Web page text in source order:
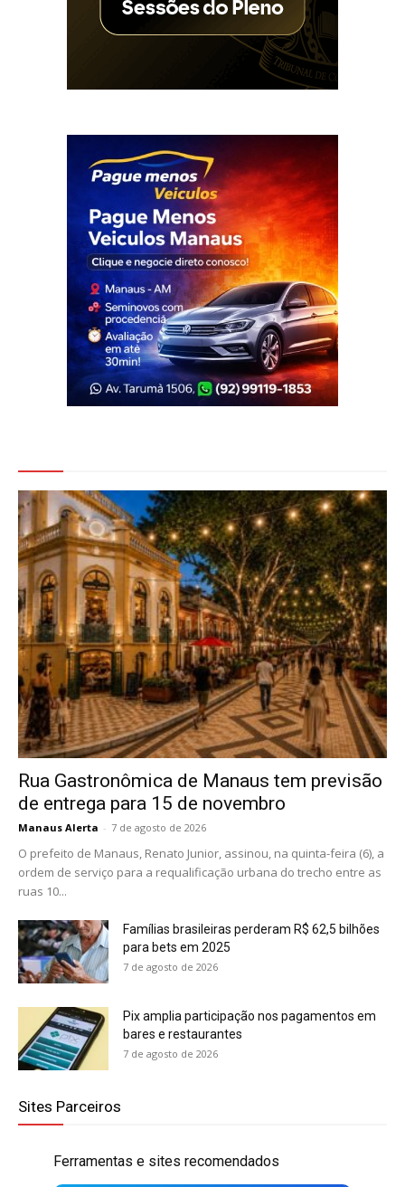
Rua Gastronômica de Manaus tem previsão
de entrega para 15 de novembro
Manaus Alerta - 7 de agosto de 2026
O prefeito de Manaus, Renato Junior, assinou, na quinta-feira (6), a
ordem de serviço para a requalificação urbana do trecho entre as
ruas 10...
Famílias brasileiras perderam R$ 62,5 bilhões
para bets em 2025
7 de agosto de 2026
Pix amplia participação nos pagamentos em
bares e restaurantes
7 de agosto de 2026
Sites Parceiros
Ferramentas e sites recomendados